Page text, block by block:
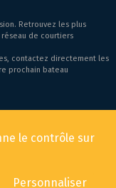
Retrouvez les plus
réseau de courtiers
contactez directement les
prochain bateau
le contrôle sur
Personnaliser